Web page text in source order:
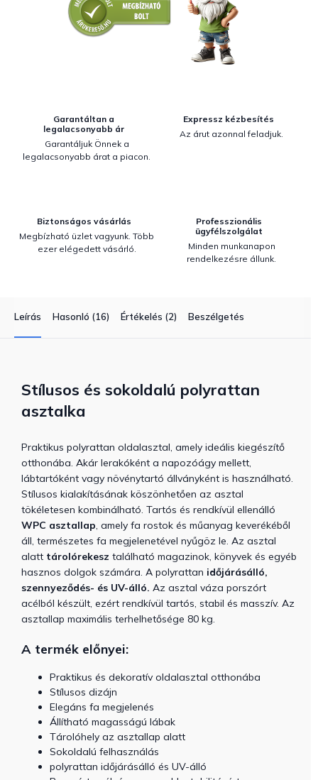
Garantáltan a
legalacsonyabb ár
Garantáljuk Önnek a
legalacsonyabb árat a piacon.
Expressz kézbesítés
Az árut azonnal feladjuk.
Biztonságos vásárlás
Megbízható üzlet vagyunk. Több
ezer elégedett vásárló.
Professzionális
ügyfélszolgálat
Minden munkanapon
rendelkezésre állunk.
Leírás Hasonló (16) Értékelés (2) Beszélgetés
Stílusos és sokoldalú polyrattan
asztalka
Praktikus polyrattan oldalasztal, amely ideális kiegészítő
otthonába. Akár lerakóként a napozóágy mellett,
lábtartóként vagy növénytartó állványként is használható.
Stílusos kialakításának köszönhetően az asztal
tökéletesen kombinálható. Tartós és rendkívül ellenálló
WPC asztallap, amely fa rostok és műanyag keverékéből
áll, természetes fa megjelenetével nyűgöz le. Az asztal
alatt tárolórekesz található magazinok, könyvek és egyéb
hasznos dolgok számára. A polyrattan időjárásálló,
szennyeződés- és UV-álló. Az asztal váza porszórt
acélból készült, ezért rendkívül tartós, stabil és masszív. Az
asztallap maximális terhelhetősége 80 kg.
A termék előnyei:
Praktikus és dekoratív oldalasztal otthonába
Stílusos dizájn
Elegáns fa megjelenés
Állítható magasságú lábak
Tárolóhely az asztallap alatt
Sokoldalú felhasználás
polyrattan időjárásálló és UV-álló